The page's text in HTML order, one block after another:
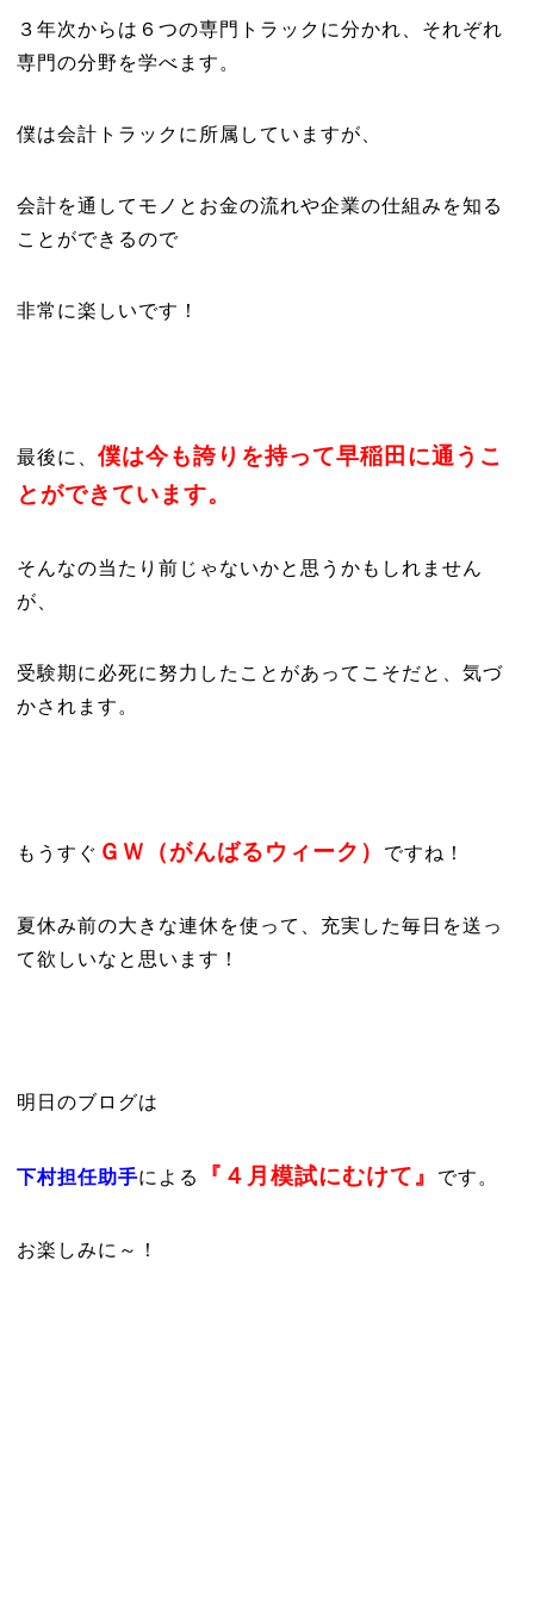
３年次からは６つの専門トラックに分かれ、それぞれ
専門の分野を学べます。
僕は会計トラックに所属していますが、
会計を通してモノとお金の流れや企業の仕組みを知る
ことができるので
非常に楽しいです！
最後に、 僕は今も誇りを持って早稲田に通うこ
とができています。
そんなの当たり前じゃないかと思うかもしれません
が、
受験期に必死に努力したことがあってこそだと、気づ
かされます。
もうすぐ ＧＷ（がんばるウィーク） ですね！
夏休み前の大きな連休を使って、充実した毎日を送っ
て欲しいなと思います！
明日のブログは
下村担任助手による 『４月模試にむけて』 です。
お楽しみに～！